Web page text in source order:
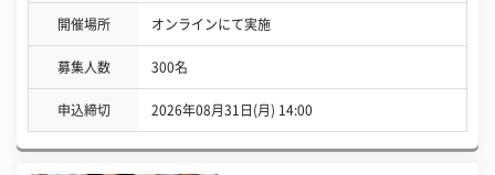
開催場所 オンラインにて実施
募集人数 300名
申込締切 2026年08月31日(月) 14:00